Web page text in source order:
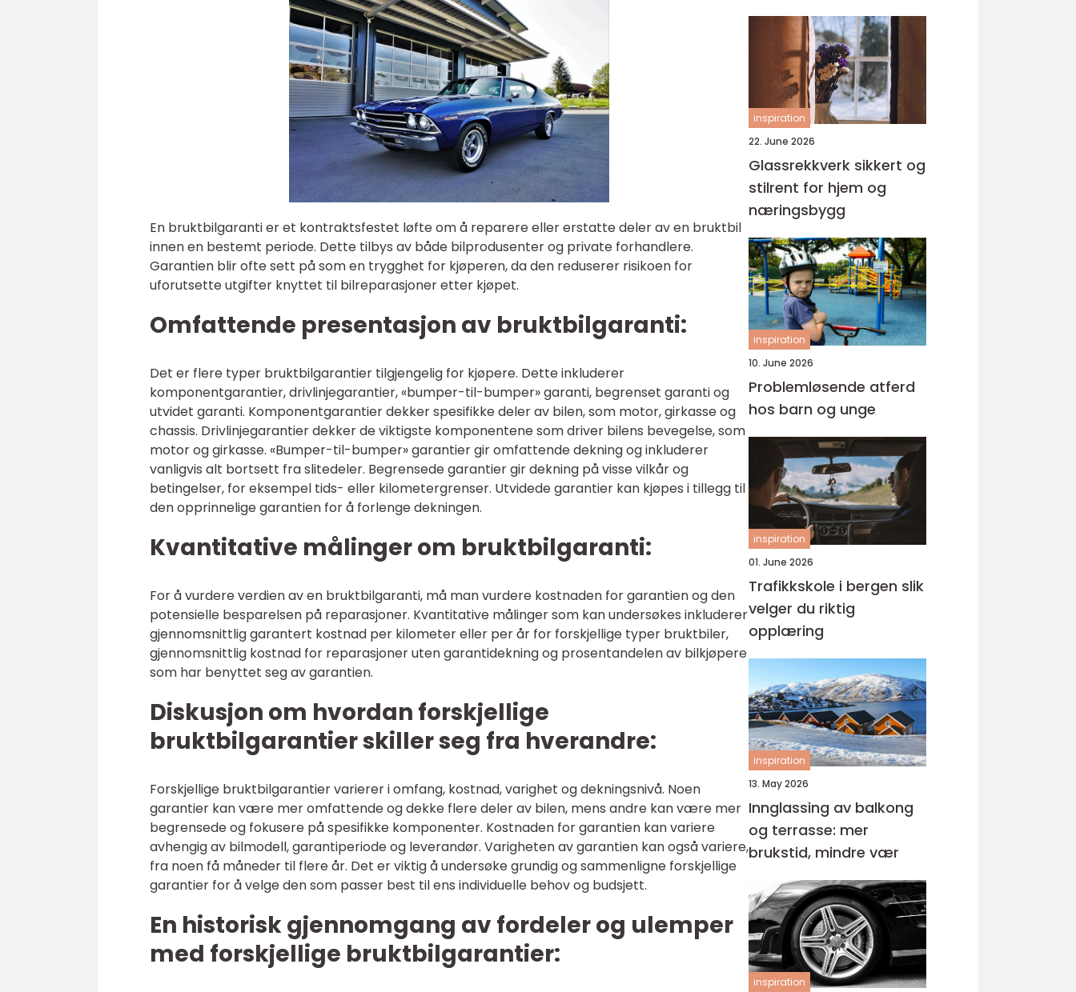
En bruktbilgaranti er et kontraktsfestet løfte om å reparere eller erstatte deler av en bruktbil
innen en bestemt periode. Dette tilbys av både bilprodusenter og private forhandlere.
Garantien blir ofte sett på som en trygghet for kjøperen, da den reduserer risikoen for
uforutsette utgifter knyttet til bilreparasjoner etter kjøpet.
Omfattende presentasjon av bruktbilgaranti:
Det er flere typer bruktbilgarantier tilgjengelig for kjøpere. Dette inkluderer
komponentgarantier, drivlinjegarantier, «bumper-til-bumper» garanti, begrenset garanti og
utvidet garanti. Komponentgarantier dekker spesifikke deler av bilen, som motor, girkasse og
chassis. Drivlinjegarantier dekker de viktigste komponentene som driver bilens bevegelse, som
motor og girkasse. «Bumper-til-bumper» garantier gir omfattende dekning og inkluderer
vanligvis alt bortsett fra slitedeler. Begrensede garantier gir dekning på visse vilkår og
betingelser, for eksempel tids- eller kilometergrenser. Utvidede garantier kan kjøpes i tillegg til
den opprinnelige garantien for å forlenge dekningen.
Kvantitative målinger om bruktbilgaranti:
For å vurdere verdien av en bruktbilgaranti, må man vurdere kostnaden for garantien og den
potensielle besparelsen på reparasjoner. Kvantitative målinger som kan undersøkes inkluderer
gjennomsnittlig garantert kostnad per kilometer eller per år for forskjellige typer bruktbiler,
gjennomsnittlig kostnad for reparasjoner uten garantidekning og prosentandelen av bilkjøpere
som har benyttet seg av garantien.
Diskusjon om hvordan forskjellige
bruktbilgarantier skiller seg fra hverandre:
Forskjellige bruktbilgarantier varierer i omfang, kostnad, varighet og dekningsnivå. Noen
garantier kan være mer omfattende og dekke flere deler av bilen, mens andre kan være mer
begrensede og fokusere på spesifikke komponenter. Kostnaden for garantien kan variere
avhengig av bilmodell, garantiperiode og leverandør. Varigheten av garantien kan også variere,
fra noen få måneder til flere år. Det er viktig å undersøke grundig og sammenligne forskjellige
garantier for å velge den som passer best til ens individuelle behov og budsjett.
En historisk gjennomgang av fordeler og ulemper
med forskjellige bruktbilgarantier:
inspiration
22. June 2026
Glassrekkverk sikkert og
stilrent for hjem og
næringsbygg
inspiration
10. June 2026
Problemløsende atferd
hos barn og unge
inspiration
01. June 2026
Trafikkskole i bergen slik
velger du riktig
opplæring
inspiration
13. May 2026
Innglassing av balkong
og terrasse: mer
brukstid, mindre vær
inspiration